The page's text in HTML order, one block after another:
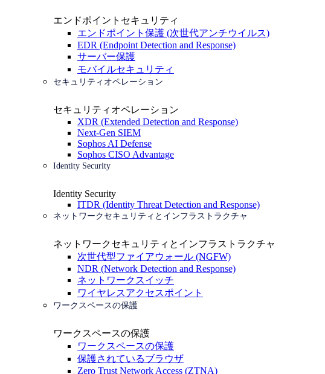
エンドポイントセキュリティ
エンドポイント保護 (次世代アンチウイルス)
EDR (Endpoint Detection and Response)
サーバー保護
モバイルセキュリティ
セキュリティオペレーション
セキュリティオペレーション
XDR (Extended Detection and Response)
Next-Gen SIEM
Sophos AI Defense
Sophos CISO Advantage
Identity Security
Identity Security
ITDR (Identity Threat Detection and Response)
ネットワークセキュリティとインフラストラクチャ
ネットワークセキュリティとインフラストラクチャ
次世代型ファイアウォール (NGFW)
NDR (Network Detection and Response)
ネットワークスイッチ
ワイヤレスアクセスポイント
ワークスペースの保護
ワークスペースの保護
ワークスペースの保護
保護されているブラウザ
Zero Trust Network Access (ZTNA)